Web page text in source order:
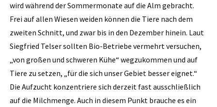
wird während der Sommermonate auf die Alm gebracht.
Frei auf allen Wiesen weiden können die Tiere nach dem
zweiten Schnitt, und zwar bis in den Dezember hinein. Laut
Siegfried Telser sollten Bio-Betriebe vermehrt versuchen,
„von großen und schweren Kühe“ wegzukommen und auf
Tiere zu setzen, „für die sich unser Gebiet besser eignet.“
Die Aufzucht konzentriere sich derzeit fast ausschließlich
auf die Milchmenge. Auch in diesem Punkt brauche es ein